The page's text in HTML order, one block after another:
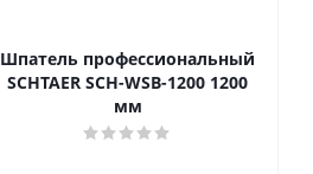
Шпатель профессиональный
SCHTAER SCH-WSB-1200 1200
мм